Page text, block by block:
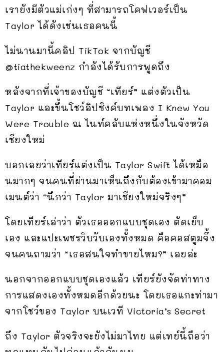
เรายังมีตัวแม่เก่งๆ ที่สามารถโคฟเวอร์เป็น
Taylor ได้ดังเช่นเธอคนนี้
ไม่นานมานี้คลิป TikTok จากบัญชี
@tiathekweenz กำลังได้รับการพูดถึง
หลังจากที่เจ้าของบัญชี “เทียร์” แต่งตัวเป็น
Taylor และขึ้นโชว์ลิปซิงค์บทเพลง I Knew You
Were Trouble ณ ไนท์คลับแห่งหนึ่งในจังหวัด
เชียงใหม่
บอกเลยว่าเทียร์แต่งเป็น Taylor Swift ได้เหมือ
นมากๆ จนคนที่ผ่านมาเห็นถึงกับต้องเข้ามาคอม
เมนต์ว่า “นึกว่า Taylor มาเชียงใหม่จริงๆ”
โดยเทียร์เล่าว่า ตัวเธอออกแบบชุดเอง ตัดเย็บ
เอง และแปะเพชรวิบวับเองทั้งหมด คือคอสตูมจึ้ง
จนคนถามว่า “เธอสนใจทำขายไหม?” เลยล่ะ
นอกจากออกแบบชุดเองแล้ว เทียร์ยังจัดท่าทาง
การแสดงเองทั้งหมดอีกด้วยนะ โดยเธอแกะท่ามา
จากโชว์ของ Taylor บนเวที Victoria’s Secret
ถึง Taylor ตัวจริงจะยังไม่มาไทย แต่เทย์นี้ถือว่า